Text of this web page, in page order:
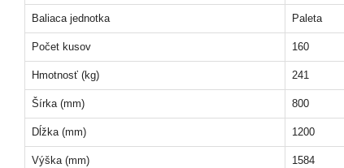
Baliaca jednotka Paleta
Počet kusov 160
Hmotnosť (kg) 241
Šírka (mm) 800
Dĺžka (mm) 1200
Výška (mm) 1584